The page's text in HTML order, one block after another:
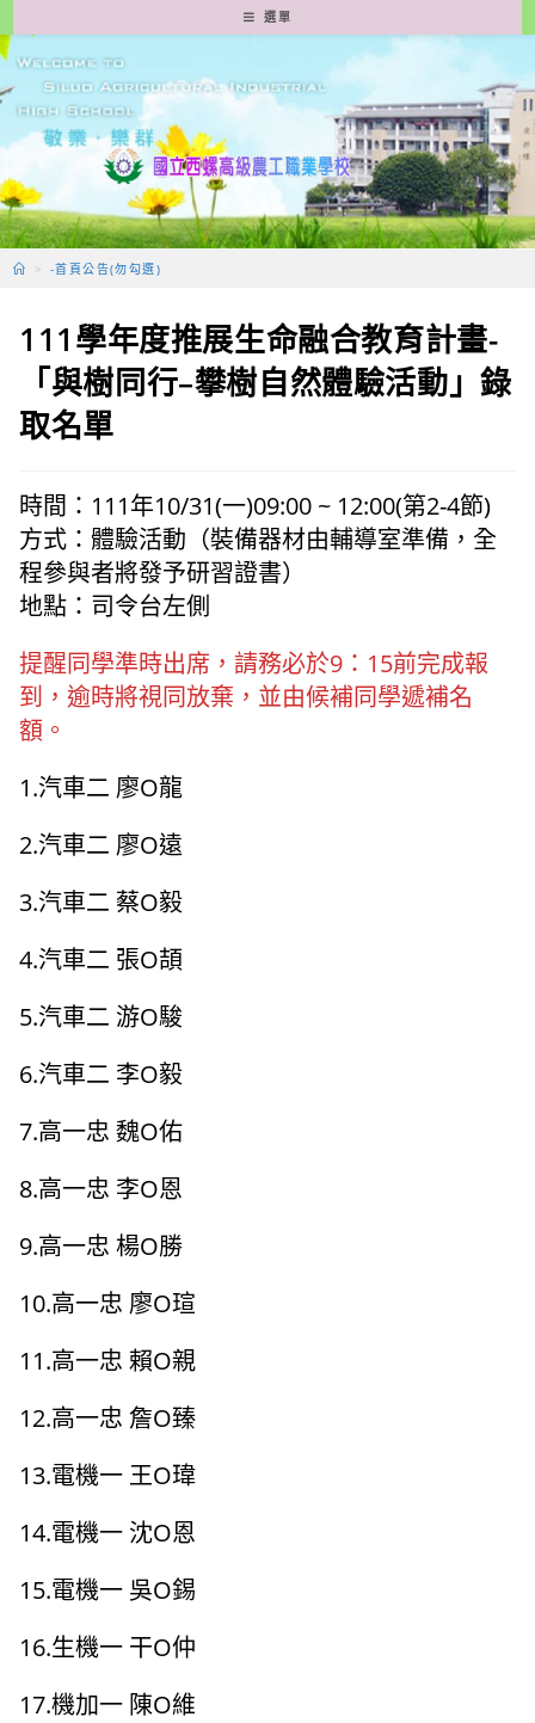
轉
至
要
容
選單
> -首頁公告(勿勾選)
111學年度推展生命融合教育計畫-
「與樹同行–攀樹自然體驗活動」錄
取名單
時間：111年10/31(一)09:00 ~ 12:00(第2-4節)
方式：體驗活動（裝備器材由輔導室準備，全
程參與者將發予研習證書）
地點：司令台左側
提醒同學準時出席，請務必於9：15前完成報
到，逾時將視同放棄，並由候補同學遞補名
額。
1.汽車二 廖O龍
2.汽車二 廖O遠
3.汽車二 蔡O毅
4.汽車二 張O頡
5.汽車二 游O駿
6.汽車二 李O毅
7.高一忠 魏O佑
8.高一忠 李O恩
9.高一忠 楊O勝
10.高一忠 廖O瑄
11.高一忠 賴O親
12.高一忠 詹O臻
13.電機一 王O瑋
14.電機一 沈O恩
15.電機一 吳O錫
16.生機一 干O仲
17.機加一 陳O維